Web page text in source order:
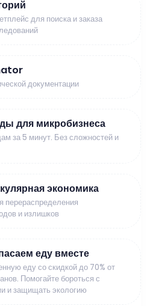
для поиска и заказа
документации
для микробизнеса
за 5 минут. Без сложностей и
экономика
и излишков
еду вместе
еду со скидкой до 70% от
Помогайте бороться с
и защищать экологию